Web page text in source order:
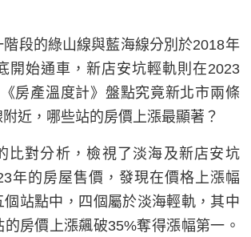
段的綠山線與藍海線分別於2018年
開始通車，新店安坑輕軌則在2023
房產溫度計》盤點究竟新北市兩條
近，哪些站的房價上漲最顯著？
比對分析，檢視了淡海及新店安坑
年的房屋售價，發現在價格上漲幅
個站點中，四個屬於淡海輕軌，其中
房價上漲飆破35%奪得漲幅第一。